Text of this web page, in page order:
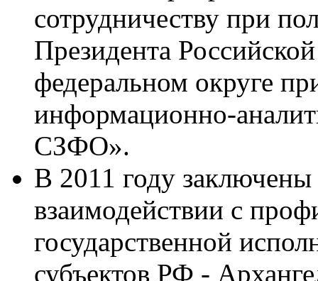
сотрудничеству при
Президента
федеральном округе
информационно-
СЗФО».
В 2011 году
взаимодействии с
государственной
субъектов РФ -